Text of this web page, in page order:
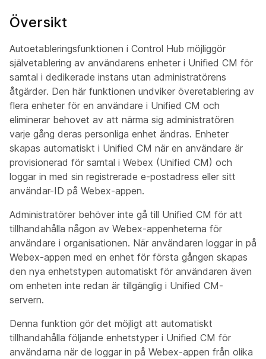
Översikt
Autoetableringsfunktionen i Control Hub möjliggör
självetablering av användarens enheter i Unified CM för
samtal i dedikerade instans utan administratörens
åtgärder. Den här funktionen undviker överetablering av
flera enheter för en användare i Unified CM och
eliminerar behovet av att närma sig administratören
varje gång deras personliga enhet ändras. Enheter
skapas automatiskt i Unified CM när en användare är
provisionerad för samtal i Webex (Unified CM) och
loggar in med sin registrerade e-postadress eller sitt
användar-ID på Webex-appen.
Administratörer behöver inte gå till Unified CM för att
tillhandahålla någon av Webex-appenheterna för
användare i organisationen. När användaren loggar in på
Webex-appen med en enhet för första gången skapas
den nya enhetstypen automatiskt för användaren även
om enheten inte redan är tillgänglig i Unified CM-
servern.
Denna funktion gör det möjligt att automatiskt
tillhandahålla följande enhetstyper i Unified CM för
användarna när de loggar in på Webex-appen från olika